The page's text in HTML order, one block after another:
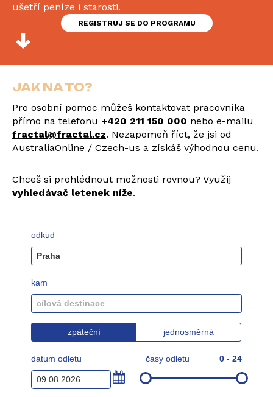
ušetří peníze i starosti.
REGISTRUJ SE DO PROGRAMU
JAK NA TO?
Pro osobní pomoc můžeš kontaktovat pracovníka
přímo na telefonu +420 211 150 000 nebo e-mailu
fractal@fractal.cz. Nezapomeň říct, že jsi od
AustraliaOnline / Czech-us a získáš výhodnou cenu.
Chceš si prohlédnout možnosti rovnou? Využij
vyhledávač letenek níže.